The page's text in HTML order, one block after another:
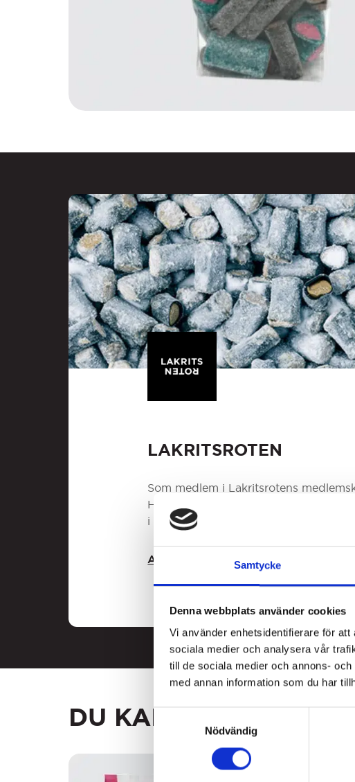
Samtycke
Denna webbplats använder cookies
Vi använder enhetsidentifierare för
sociala medier och analysera vår
till de sociala medier och annons-
med annan information som du har
Nödvändig
LAKRITSROTEN
Som medlem i Lakritsrotens
Här hittar du massor av smarrig
i choklad. Bara att välja och vraka!
ALLT FRÅN LAKRITSROTEN
DU KANSKE GILLAR